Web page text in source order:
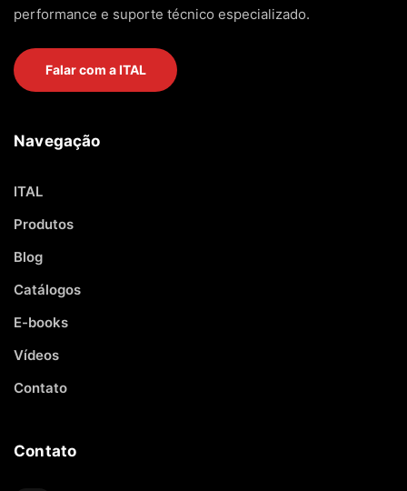
performance e suporte técnico especializado.
Falar com a ITAL
Navegação
ITAL
Produtos
Blog
Catálogos
E-books
Vídeos
Contato
Contato